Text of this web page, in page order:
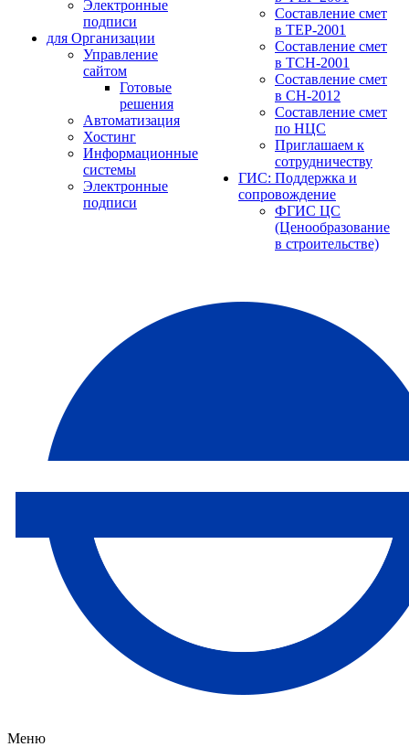
Электронные
подписи
для Организации
Управление
сайтом
Готовые
решения
Автоматизация
Хостинг
Информационные
системы
Электронные
подписи
Составление смет
в ТЕР-2001
Составление смет
в ТСН-2001
Составление смет
в СН-2012
Составление смет
по НЦС
Приглашаем к
сотрудничеству
ГИС: Поддержка и
сопровождение
ФГИС ЦС
(Ценообразование
в строительстве)
Меню